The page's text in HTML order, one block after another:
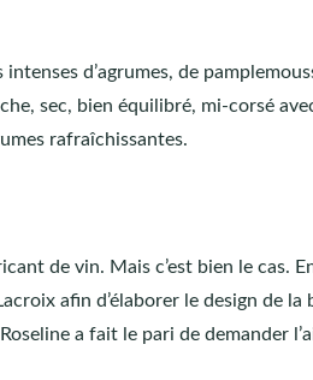
d’agrumes, de
sec, bien équilibré, mi-corsé
rafraîchissantes.
de vin. Mais c’est bien le cas.
afin d’élaborer le design de la
a fait le pari de demander